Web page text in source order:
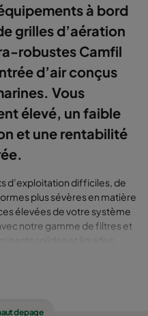
à bord
grilles d’aération
robustes Camfil
d’air conçus
Vous
élevé, un faible
et une rentabilité
d’exploitation difficiles, de
plus sévères en matière
élevées de votre système
notre gamme de filtres et
solides et liquides,
et les conditions
de page